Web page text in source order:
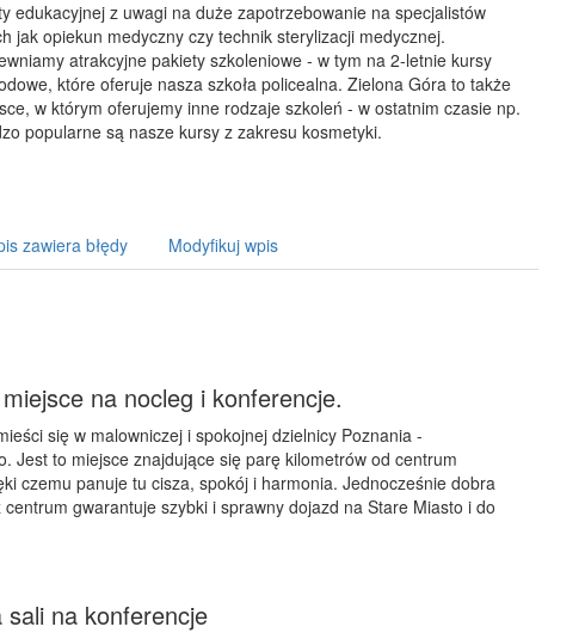
edukacyjnej z uwagi na duże zapotrzebowanie na specjalistów
jak opiekun medyczny czy technik sterylizacji medycznej.
atrakcyjne pakiety szkoleniowe - w tym na 2-letnie kursy
które oferuje nasza szkoła policealna. Zielona Góra to także
w którym oferujemy inne rodzaje szkoleń - w ostatnim czasie np.
popularne są nasze kursy z zakresu kosmetyki.
zawiera błędy Modyfikuj wpis
na nocleg i konferencje.
się w malowniczej i spokojnej dzielnicy Poznania -
Jest to miejsce znajdujące się parę kilometrów od centrum
czemu panuje tu cisza, spokój i harmonia. Jednocześnie dobra
gwarantuje szybki i sprawny dojazd na Stare Miasto i do
sali na konferencje